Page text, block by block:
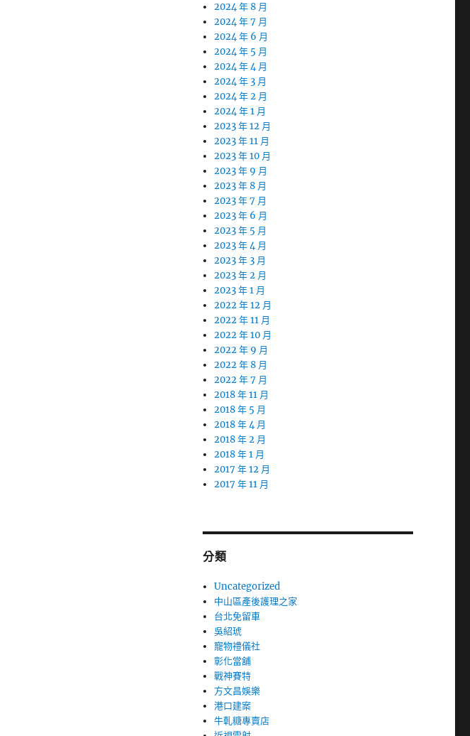
2024 年 8 月
2024 年 7 月
2024 年 6 月
2024 年 5 月
2024 年 4 月
2024 年 3 月
2024 年 2 月
2024 年 1 月
2023 年 12 月
2023 年 11 月
2023 年 10 月
2023 年 9 月
2023 年 8 月
2023 年 7 月
2023 年 6 月
2023 年 5 月
2023 年 4 月
2023 年 3 月
2023 年 2 月
2023 年 1 月
2022 年 12 月
2022 年 11 月
2022 年 10 月
2022 年 9 月
2022 年 8 月
2022 年 7 月
2018 年 11 月
2018 年 5 月
2018 年 4 月
2018 年 2 月
2018 年 1 月
2017 年 12 月
2017 年 11 月
分類
Uncategorized
中山區產後護理之家
台北免留車
吳紹琥
寵物禮儀社
彰化當舖
戰神賽特
方文昌娛樂
港口建案
牛軋糖專賣店